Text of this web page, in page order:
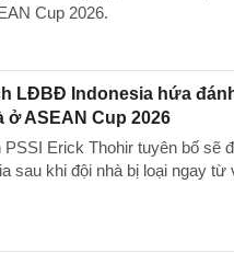
Cup 2026.
LĐBĐ Indonesia hứa
ở ASEAN Cup 2026
PSSI Erick Thohir tuyên bố sẽ
sau khi đội nhà bị loại ngay từ